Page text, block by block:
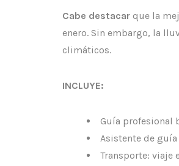
Cabe destacar que la
enero. Sin embargo, la
climáticos.
INCLUYE:
Guía profesional
Asistente de
Transporte: viaje